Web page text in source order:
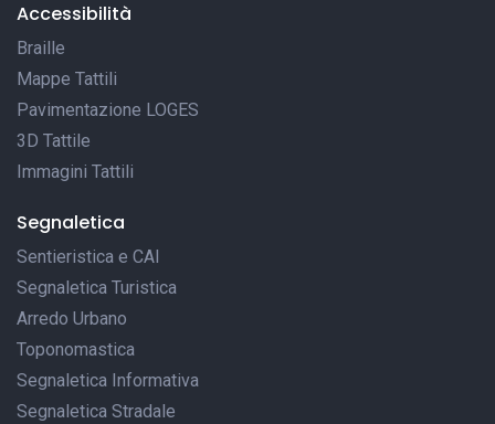
Accessibilità
Braille
Mappe Tattili
Pavimentazione LOGES
3D Tattile
Immagini Tattili
Segnaletica
Sentieristica e CAI
Segnaletica Turistica
Arredo Urbano
Toponomastica
Segnaletica Informativa
Segnaletica Stradale